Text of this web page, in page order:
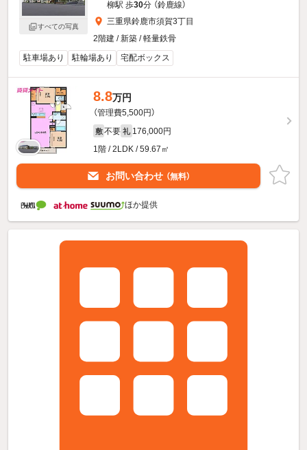
すべての写真
柳駅 歩30分 （鈴鹿線）
三重県鈴鹿市須賀3丁目
2階建 / 新築 / 軽量鉄骨
駐車場あり
駐輪場あり 宅配ボックス
8.8万円
（管理費5,500円）
敷 不要 礼 176,000円
1階 / 2LDK / 59.67㎡
お問い合わせ （無料）
ほか提供